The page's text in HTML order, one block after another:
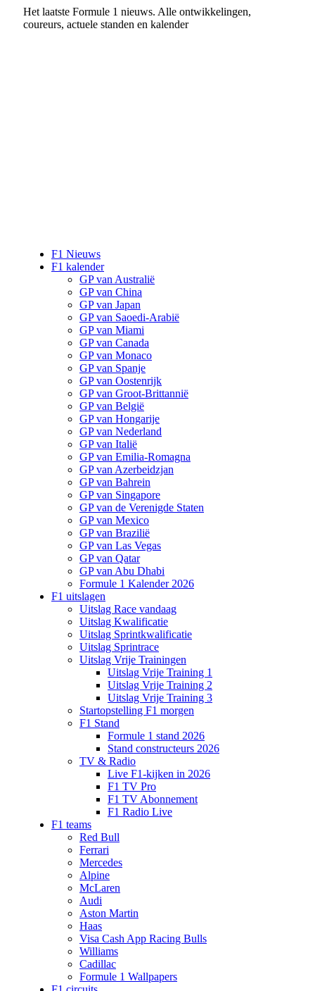
Het laatste Formule 1 nieuws. Alle ontwikkelingen,
coureurs, actuele standen en kalender
F1 Nieuws
F1 kalender
GP van Australië
GP van China
GP van Japan
GP van Saoedi-Arabië
GP van Miami
GP van Canada
GP van Monaco
GP van Spanje
GP van Oostenrijk
GP van Groot-Brittannië
GP van België
GP van Hongarije
GP van Nederland
GP van Italië
GP van Emilia-Romagna
GP van Azerbeidzjan
GP van Bahrein
GP van Singapore
GP van de Verenigde Staten
GP van Mexico
GP van Brazilië
GP van Las Vegas
GP van Qatar
GP van Abu Dhabi
Formule 1 Kalender 2026
F1 uitslagen
Uitslag Race vandaag
Uitslag Kwalificatie
Uitslag Sprintkwalificatie
Uitslag Sprintrace
Uitslag Vrije Trainingen
Uitslag Vrije Training 1
Uitslag Vrije Training 2
Uitslag Vrije Training 3
Startopstelling F1 morgen
F1 Stand
Formule 1 stand 2026
Stand constructeurs 2026
TV & Radio
Live F1-kijken in 2026
F1 TV Pro
F1 TV Abonnement
F1 Radio Live
F1 teams
Red Bull
Ferrari
Mercedes
Alpine
McLaren
Audi
Aston Martin
Haas
Visa Cash App Racing Bulls
Williams
Cadillac
Formule 1 Wallpapers